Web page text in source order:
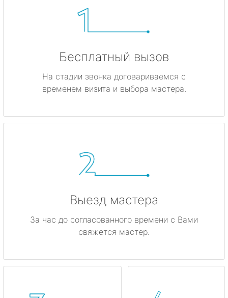
Бесплатный вызов
На стадии звонка договариваемся с
временем визита и выбора мастера.
Выезд мастера
За час до согласованного времени с Вами
свяжется мастер.